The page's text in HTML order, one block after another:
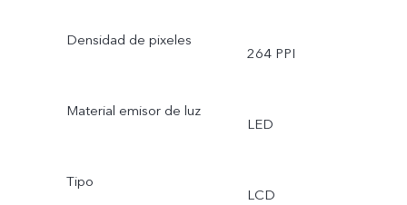
Densidad de pixeles
264 PPI
Material emisor de luz
LED
Tipo
LCD